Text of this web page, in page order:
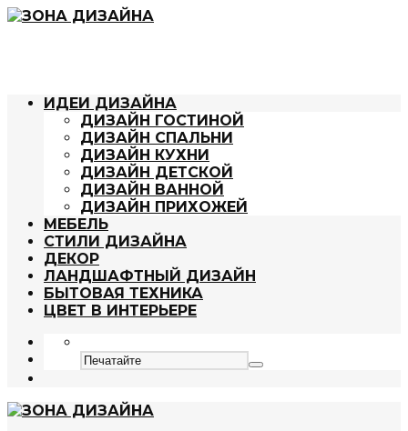
ИДЕИ ДИЗАЙНА
ДИЗАЙН ГОСТИНОЙ
ДИЗАЙН СПАЛЬНИ
ДИЗАЙН КУХНИ
ДИЗАЙН ДЕТСКОЙ
ДИЗАЙН ВАННОЙ
ДИЗАЙН ПРИХОЖЕЙ
МЕБЕЛЬ
СТИЛИ ДИЗАЙНА
ДЕКОР
ЛАНДШАФТНЫЙ ДИЗАЙН
БЫТОВАЯ ТЕХНИКА
ЦВЕТ В ИНТЕРЬЕРЕ